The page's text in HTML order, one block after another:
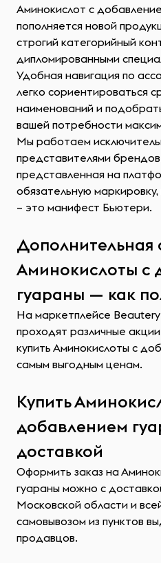
Аминокислот с
пополняется новой
строгий категорийный
дипломированными
Удобная навигация по
легко сориентироваться
наименований и
вашей потребности
Мы работаем
представителями
представленная на
обязательную
– это манифест Бьютери.
Дополнительная
Аминокислоты с
гуараны — как
На маркетплейсе
проходят различные
купить Аминокислоты с
самым выгодным ценам.
Купить
добавлением
доставкой
Оформить заказ на
гуараны можно с
Московской области и
самовывозом из пунктов
продавцов.